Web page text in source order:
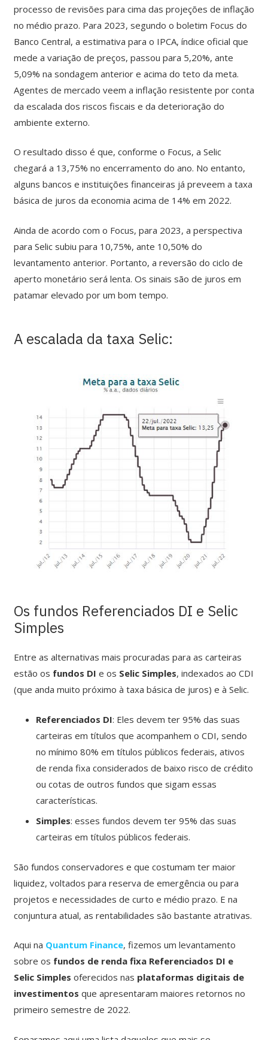
processo de revisões para cima das projeções de inflação
no médio prazo. Para 2023, segundo o boletim Focus do
Banco Central, a estimativa para o IPCA, índice oficial que
mede a variação de preços, passou para 5,20%, ante
5,09% na sondagem anterior e acima do teto da meta.
Agentes de mercado veem a inflação resistente por conta
da escalada dos riscos fiscais e da deterioração do
ambiente externo.
O resultado disso é que, conforme o Focus, a Selic
chegará a 13,75% no encerramento do ano. No entanto,
alguns bancos e instituições financeiras já preveem a taxa
básica de juros da economia acima de 14% em 2022.
Ainda de acordo com o Focus, para 2023, a perspectiva
para Selic subiu para 10,75%, ante 10,50% do
levantamento anterior. Portanto, a reversão do ciclo de
aperto monetário será lenta. Os sinais são de juros em
patamar elevado por um bom tempo.
A escalada da taxa Selic:
Os fundos Referenciados DI e Selic
Simples
Entre as alternativas mais procuradas para as carteiras
estão os fundos DI e os Selic Simples, indexados ao CDI
(que anda muito próximo à taxa básica de juros) e à Selic.
Referenciados DI: Eles devem ter 95% das suas
carteiras em títulos que acompanhem o CDI, sendo
no mínimo 80% em títulos públicos federais, ativos
de renda fixa considerados de baixo risco de crédito
ou cotas de outros fundos que sigam essas
características.
Simples: esses fundos devem ter 95% das suas
carteiras em títulos públicos federais.
São fundos conservadores e que costumam ter maior
liquidez, voltados para reserva de emergência ou para
projetos e necessidades de curto e médio prazo. E na
conjuntura atual, as rentabilidades são bastante atrativas.
Aqui na Quantum Finance, fizemos um levantamento
sobre os fundos de renda fixa Referenciados DI e
Selic Simples oferecidos nas plataformas digitais de
investimentos que apresentaram maiores retornos no
primeiro semestre de 2022.